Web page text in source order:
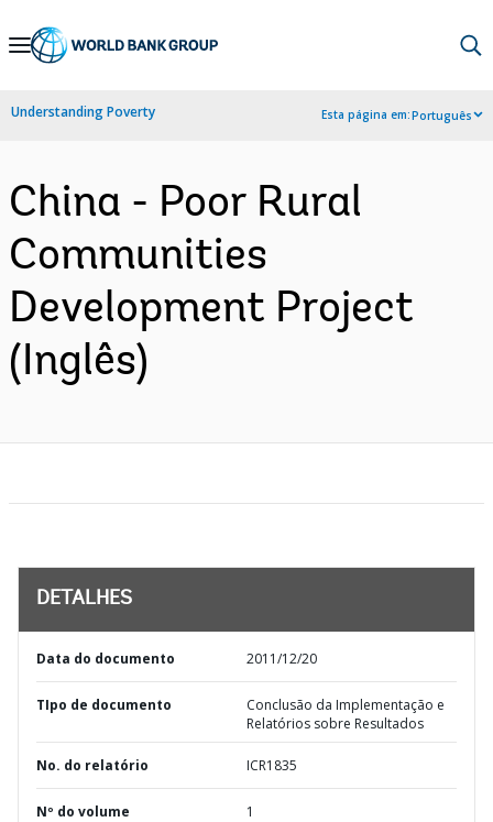
Skip
Navigation
Understanding Poverty Esta página em:Português
China - Poor Rural
Communities
Development Project
(Inglês)
DETALHES
Data do documento 2011/12/20
TIpo de documento
Conclusão da Implementação e
Relatórios sobre Resultados
No. do relatório ICR1835
Nº do volume 1